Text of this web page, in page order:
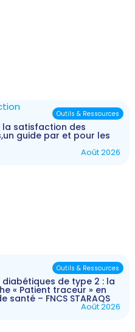
la satisfaction des
guide par et pour les
Août 2026
Outils & Ressources
diabétiques de type 2 : la
« Patient traceur » en
santé – FNCS STARAQS
Août 2026
Outils & Ressources